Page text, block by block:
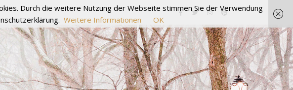
Durch die weitere Nutzung der Webseite stimmen Sie der Verwendung
Weitere Informationen OK